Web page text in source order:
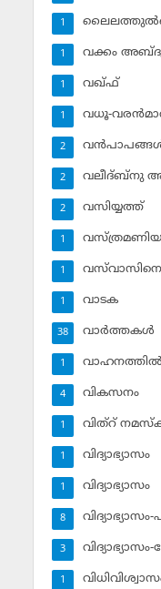
1
വക്കം
1
വഖ്ഫ്
1
വധൂ-
1
2
വലീദ്ബ്‌നു
2
വസിയ്യത്ത്‌
2
1
1
വാടക
1
വാര്‍ത്തകള്‍
38
1
വികസനം
4
വിത്‌റ്
1
വിദ്യാഭ്യാസം
1
വിദ്യാഭ്യാസം
1
8
3
1